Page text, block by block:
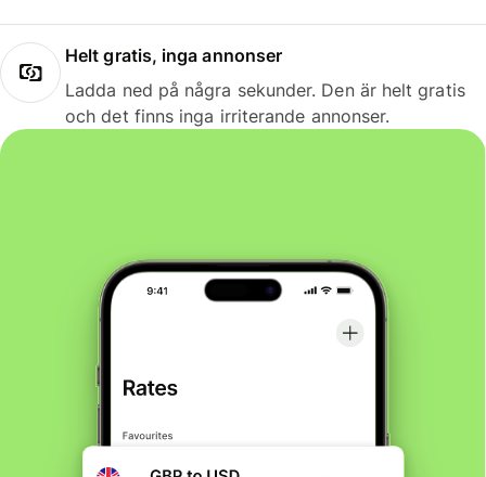
Helt gratis, inga annonser
Ladda ned på några sekunder. Den är helt gratis
och det finns inga irriterande annonser.